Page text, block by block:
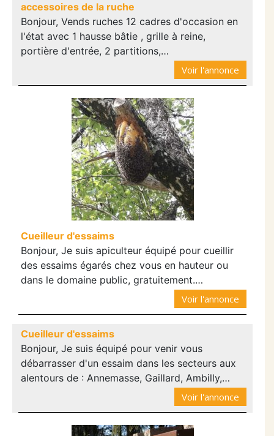
accessoires de la ruche
Bonjour, Vends ruches 12 cadres d'occasion en
l'état avec 1 hausse bâtie , grille à reine,
portière d'entrée, 2 partitions,…
Voir l'annonce
Cueilleur d'essaims
Bonjour, Je suis apiculteur équipé pour cueillir
des essaims égarés chez vous en hauteur ou
dans le domaine public, gratuitement.…
Voir l'annonce
Cueilleur d'essaims
Bonjour, Je suis équipé pour venir vous
débarrasser d'un essaim dans les secteurs aux
alentours de : Annemasse, Gaillard, Ambilly,…
Voir l'annonce